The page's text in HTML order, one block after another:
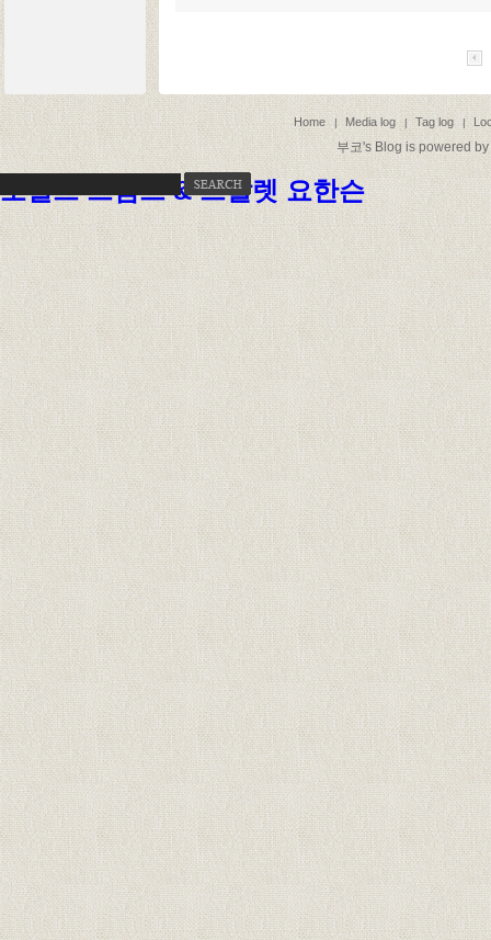
Home | Media log | Tag log |
부코's Blog is powered by
도널드 트럼프 & 스칼렛 요한슨